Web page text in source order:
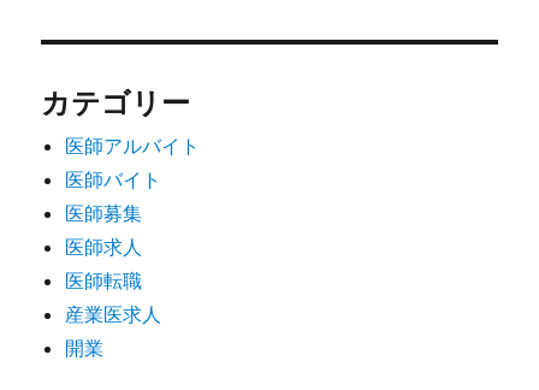
カテゴリー
医師アルバイト
医師バイト
医師募集
医師求人
医師転職
産業医求人
開業